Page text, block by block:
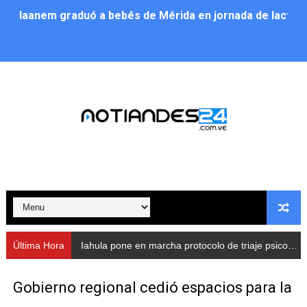
Iaanem graduó a bebés de Mérida en jornada de
Alcalde Nelson Álvarez llevó jornada recreativa a la
Nevado Gas optimiza servicio residencial en la
Balance semestral impulsa inclusión y atención a
Plan Vacacional Comunitario “Ríe 2026” recorre las
Alcaldía del Municipio Libertador realizó una jornada
Última Hora Iahula pone en marcha protocolo de triaje psicosocial para atender a rescatistas
Gobierno regional cedió espacios para la